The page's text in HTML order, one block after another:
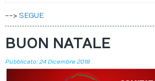
--> SEGUE
BUON NATALE
Pubblicato: 24 Dicembre 2018